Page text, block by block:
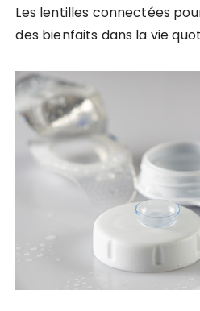
Les lentilles connectées
des bienfaits dans la vie